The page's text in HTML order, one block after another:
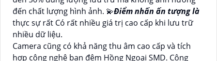
đến chất lượng hình ảnh. 💫Điểm nhấn ấn tượng là
thực sự rất Có rất nhiều giá trị cao cấp khi lưu trữ
nhiều dữ liệu.
Camera cũng có khả năng thu âm cao cấp và tích
hợp công nghệ ban đêm Hồng Ngoại SMD. Công